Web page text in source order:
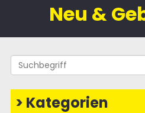
Neu &
> Kategorien